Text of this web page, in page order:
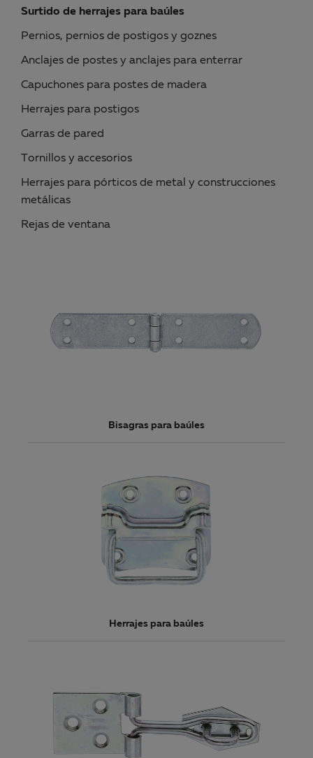
Surtido de herrajes para baúles
Pernios, pernios de postigos y goznes
Anclajes de postes y anclajes para enterrar
Capuchones para postes de madera
Herrajes para postigos
Garras de pared
Tornillos y accesorios
Herrajes para pórticos de metal y construcciones
metálicas
Rejas de ventana
Bisagras para baúles
Herrajes para baúles